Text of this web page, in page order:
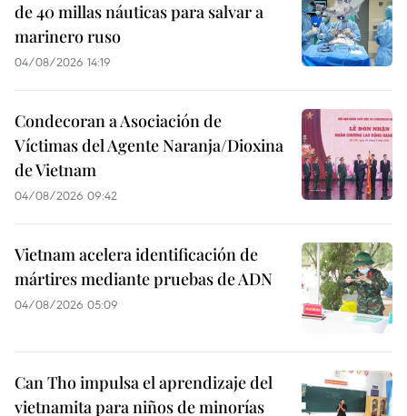
de 40 millas náuticas para salvar a
marinero ruso
04/08/2026 14:19
Condecoran a Asociación de
Víctimas del Agente Naranja/Dioxina
de Vietnam
04/08/2026 09:42
Vietnam acelera identificación de
mártires mediante pruebas de ADN
04/08/2026 05:09
Can Tho impulsa el aprendizaje del
vietnamita para niños de minorías